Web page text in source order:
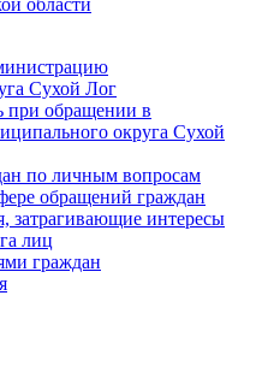
Сухой Лог
при обращении в
округа Сухой
по личным вопросам
обращений граждан
затрагивающие интересы
лиц
граждан